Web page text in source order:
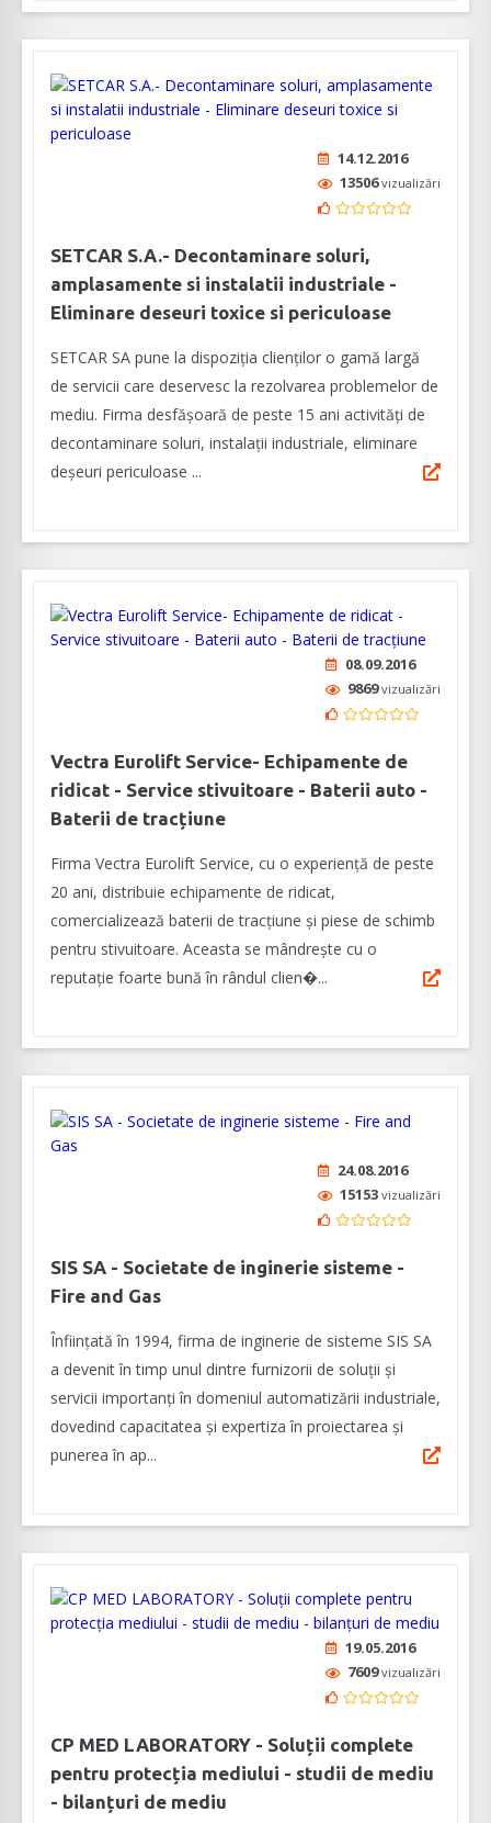
14.12.2016
13506vizualizări
SETCAR S.A.- Decontaminare soluri,
amplasamente si instalatii industriale -
Eliminare deseuri toxice si periculoase
SETCAR SA pune la dispoziția clienților o gamă largă
de servicii care deservesc la rezolvarea problemelor de
mediu. Firma desfășoară de peste 15 ani activități de
decontaminare soluri, instalații industriale, eliminare
deșeuri periculoase ...
08.09.2016
9869vizualizări
Vectra Eurolift Service- Echipamente de
ridicat - Service stivuitoare - Baterii auto -
Baterii de tracțiune
Firma Vectra Eurolift Service, cu o experiență de peste
20 ani, distribuie echipamente de ridicat,
comercializează baterii de tracțiune și piese de schimb
pentru stivuitoare. Aceasta se mândrește cu o
reputație foarte bună în rândul clien�...
24.08.2016
15153 vizualizări
SIS SA - Societate de inginerie sisteme -
Fire and Gas
Înființată în 1994, firma de inginerie de sisteme SIS SA
a devenit în timp unul dintre furnizorii de soluții și
servicii importanți în domeniul automatizării industriale,
dovedind capacitatea și expertiza în proiectarea și
punerea în ap...
19.05.2016
7609vizualizări
CP MED LABORATORY - Soluții complete
pentru protecția mediului - studii de mediu
- bilanțuri de mediu